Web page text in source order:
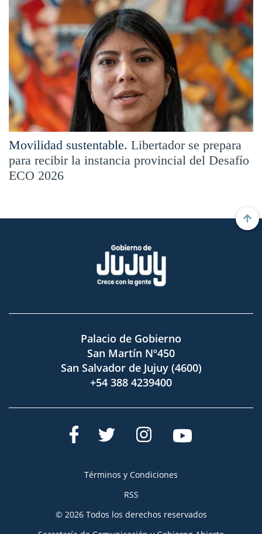
Movilidad sustentable. Libertador se prepara
para recibir la instancia provincial del Desafío
ECO 2026
Palacio de Gobierno
San Martín Nº450
San Salvador de Jujuy (4600)
+54 388 4239400
Términos y Condiciones
RSS
© 2026 Todos los derechos reservados